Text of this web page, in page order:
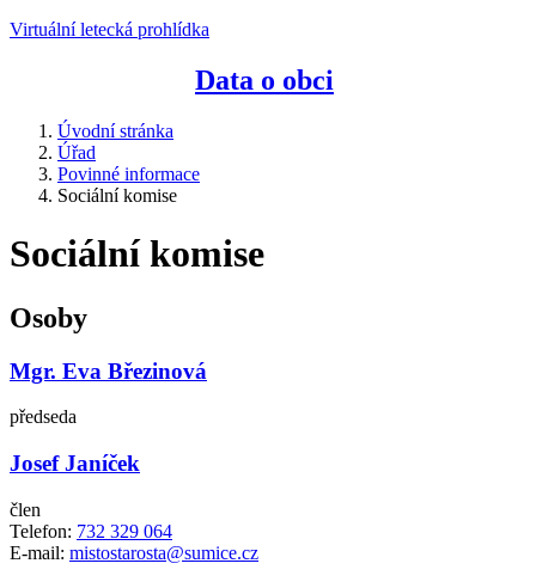
Virtuální letecká prohlídka
Data o obci
Úvodní stránka
Úřad
Povinné informace
Sociální komise
Sociální komise
Osoby
Mgr. Eva Březinová
předseda
Josef Janíček
člen
Telefon: 732 329 064
E-mail: mistostarosta@sumice.cz